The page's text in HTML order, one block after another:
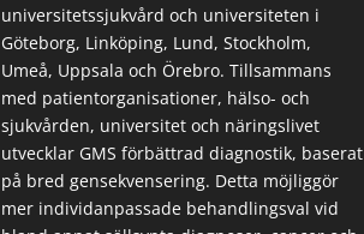
universitetssjukvård och universiteten i
Göteborg, Linköping, Lund, Stockholm,
Umeå, Uppsala och Örebro. Tillsammans
med patientorganisationer, hälso- och
sjukvården, universitet och näringslivet
utvecklar GMS förbättrad diagnostik, baserat
på bred gensekvensering. Detta möjliggör
mer individanpassade behandlingsval vid